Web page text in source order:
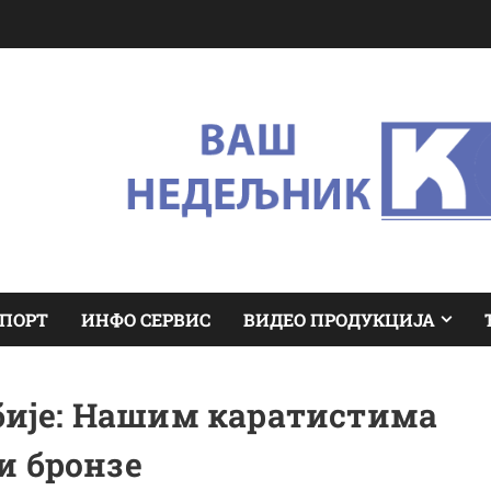
ИНФО СЕРВИС ВИДЕО ПРОДУКЦИЈА
Нашим каратистима
бронзе